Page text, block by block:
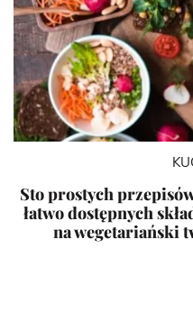
Sto prostych
łatwo dostępnych
na wegetariański